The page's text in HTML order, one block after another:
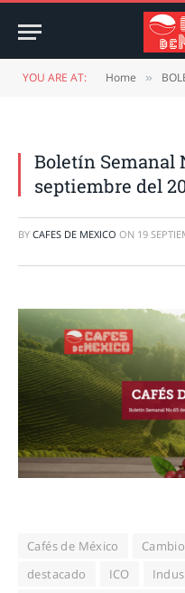
YOU ARE AT: Home »
Boletín Semanal
septiembre del
BY CAFES DE MEXICO ON 19
Cafés de México
destacado
ICO